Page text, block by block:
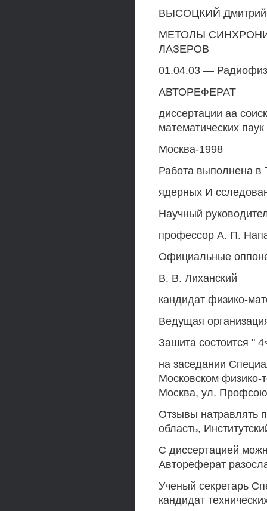
ВЫСОЦКИЙ Дмитрий
МЕТОЛЫ
ЛАЗЕРОВ
01.04.03 —
АВТОРЕФЕРАТ
диссертации аа
математических паук
Москва-1998
Работа выполнена в
ядерных И
Научный
профессор А. П.
Официальные
В. В. Лиханский
кандидат физико-
Ведущая
Зашита состоится "
на заседании
Московском физико-
Москва, ул.
Отзывы натравлять
область,
С диссертацией
Автореферат
Ученый секретарь
кандидат